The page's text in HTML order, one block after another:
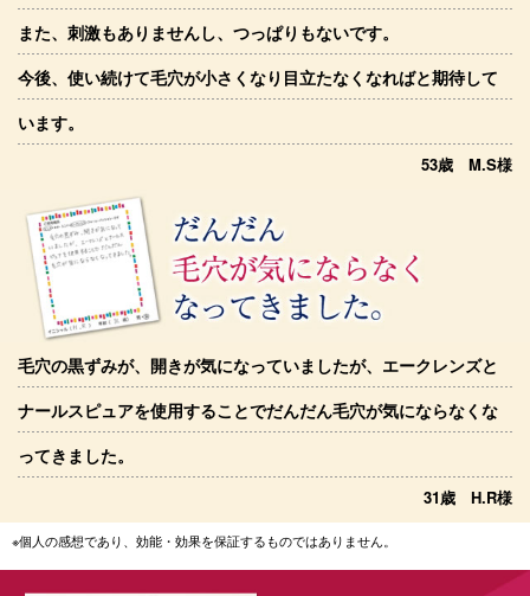
また、刺激もありませんし、つっぱりもないです。
今後、使い続けて毛穴が小さくなり目立たなくなればと期待して
います。
53歳 M.S様
毛穴の黒ずみが、開きが気になっていましたが、エークレンズと
ナールスピュアを使用することでだんだん毛穴が気にならなくな
ってきました。
31歳 H.R様
※個人の感想であり、効能・効果を保証するものではありません。